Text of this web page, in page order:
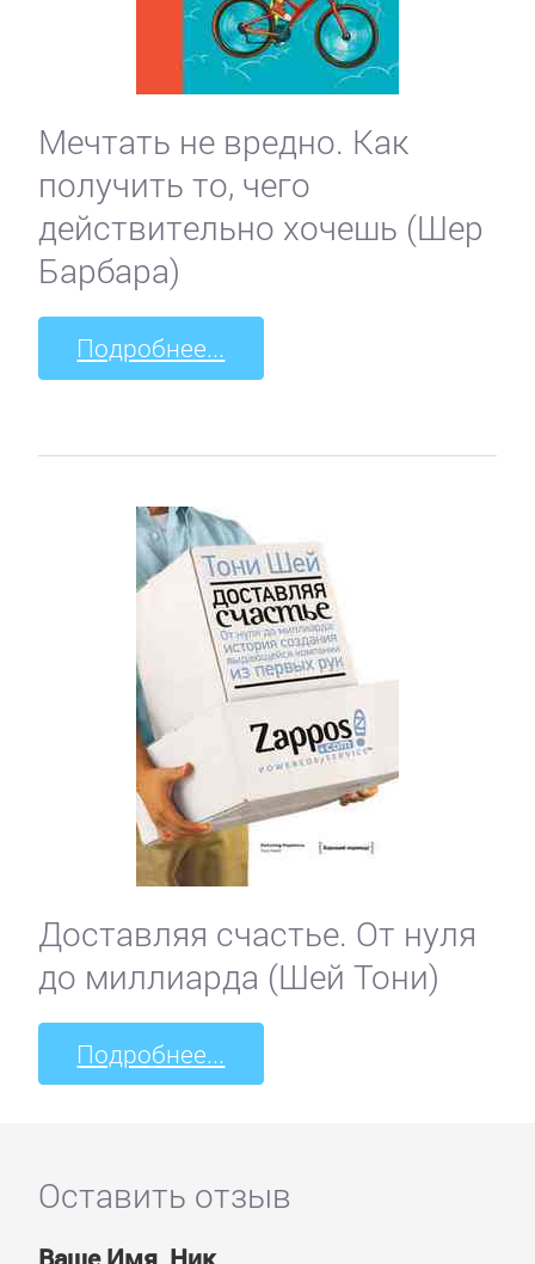
Мечтать не вредно. Как
получить то, чего
действительно хочешь (Шер
Барбара)
Подробнее...
Доставляя счастье. От нуля
до миллиарда (Шей Тони)
Подробнее...
Оставить отзыв